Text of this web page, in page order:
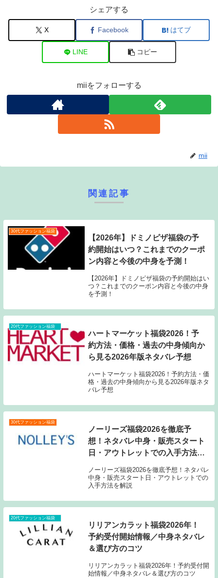
シェアする
X Facebook はてブ
LINE コピー
miiをフォローする
mii
関連記事
30代ファッション福袋
【2026年】ドミノピザ福袋の予
約開始はいつ？これまでのクーポ
ン内容と今後の中身を予測！
【2026年】ドミノピザ福袋の予約開始はい
つ？これまでのクーポン内容と今後の中身
を予測！
20代ファッション福袋
ハートマーケット福袋2026！予
約方法・価格・過去の中身傾向か
ら見る2026年版ネタバレ予想
ハートマーケット福袋2026！予約方法・価
格・過去の中身傾向から見る2026年版ネタ
バレ予想
30代ファッション福袋
ノーリーズ福袋2026を徹底予
想！ネタバレ中身・販売スタート
日・アウトレットでの入手方法を
ノーリーズ福袋2026を徹底予想！ネタバレ
中身・販売スタート日・アウトレットでの
入手方法を解説
20代ファッション福袋
リリアンカラット福袋2026年！
予約受付開始情報／中身ネタバレ
＆選び方のコツ
リリアンカラット福袋2026年！予約受付開
始情報／中身ネタバレ＆選び方のコツ